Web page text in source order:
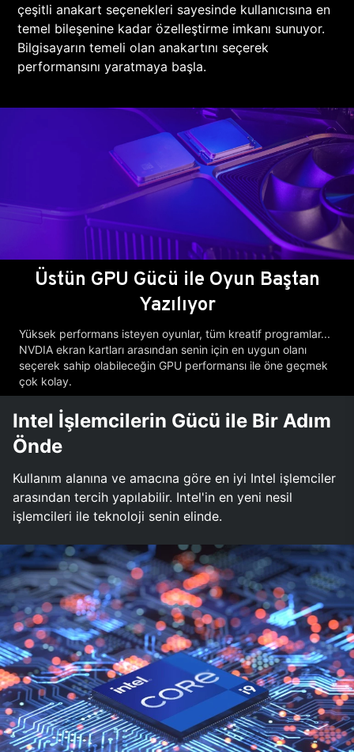
çeşitli anakart seçenekleri sayesinde kullanıcısına en
temel bileşenine kadar özelleştirme imkanı sunuyor.
Bilgisayarın temeli olan anakartını seçerek
performansını yaratmaya başla.
Üstün GPU Gücü ile Oyun Baştan
Yazılıyor
Yüksek performans isteyen oyunlar, tüm kreatif programlar...
NVDIA ekran kartları arasından senin için en uygun olanı
seçerek sahip olabileceğin GPU performansı ile öne geçmek
çok kolay.
Intel İşlemcilerin Gücü ile Bir Adım
Önde
Kullanım alanına ve amacına göre en iyi Intel işlemciler
arasından tercih yapılabilir. Intel'in en yeni nesil
işlemcileri ile teknoloji senin elinde.